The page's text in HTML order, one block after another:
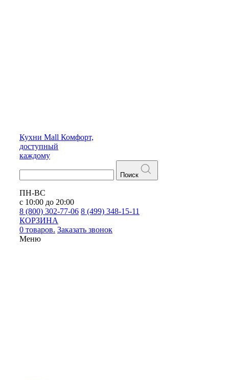
Кухни Mall Комфорт,
доступный
каждому
Поиск
ПН-ВС
с 10:00 до 20:00
8 (800) 302-77-06 8 (499) 348-15-11
КОРЗИНА
0 товаров. Заказать звонок
Меню